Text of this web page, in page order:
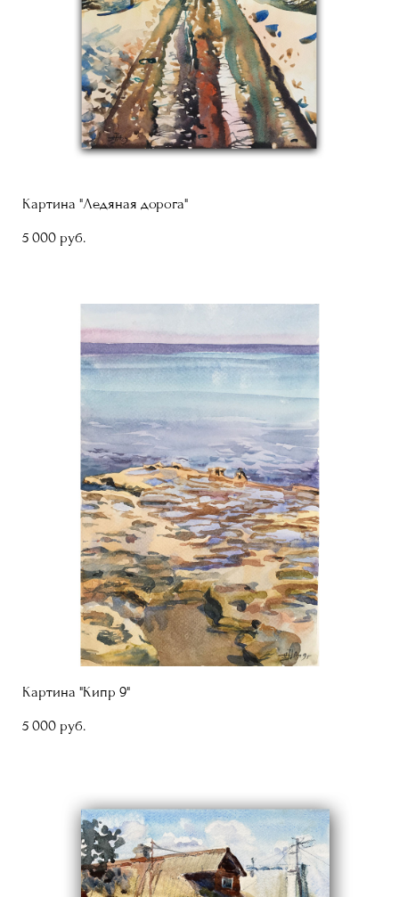
Картина "Ледяная дорога"
5 000 pуб.
Картина "Кипр 9"
5 000 pуб.